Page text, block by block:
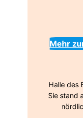
Mehr
Halle des
Sie stand